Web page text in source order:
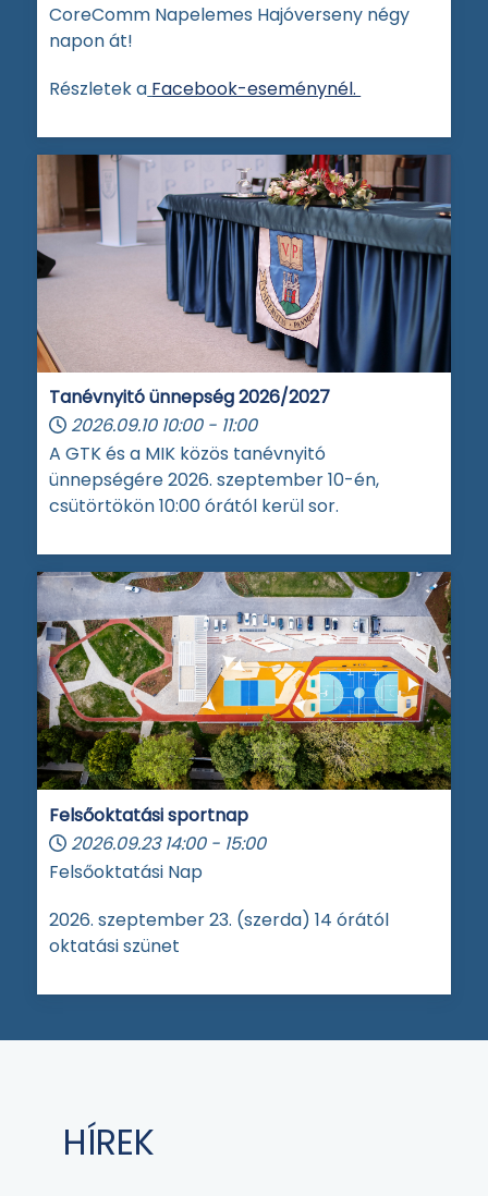
CoreComm Napelemes Hajóverseny négy
napon át!
Részletek a Facebook-eseménynél.
Tanévnyitó ünnepség 2026/2027
2026.09.10 10:00 - 11:00
A GTK és a MIK közös tanévnyitó
ünnepségére 2026. szeptember 10-én,
csütörtökön 10:00 órától kerül sor.
Felsőoktatási sportnap
2026.09.23 14:00 - 15:00
Felsőoktatási Nap
2026. szeptember 23. (szerda) 14 órától
oktatási szünet
HÍREK